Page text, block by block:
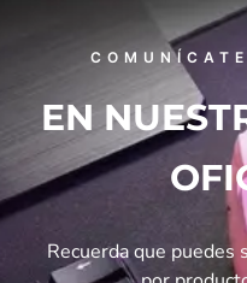
EN
Recuerda que